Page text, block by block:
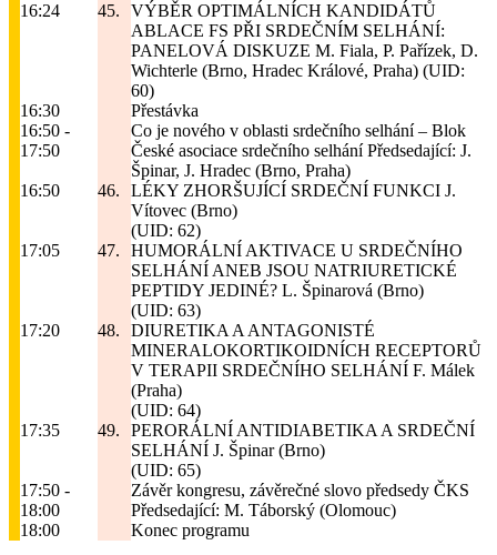
16:24
45.
VÝBĚR OPTIMÁLNÍCH KANDIDÁTŮ
ABLACE FS PŘI SRDEČNÍM SELHÁNÍ:
PANELOVÁ DISKUZE M. Fiala, P. Pařízek, D.
Wichterle (Brno, Hradec Králové, Praha) (UID:
60)
16:30
Přestávka
16:50 -
17:50
Co je nového v oblasti srdečního selhání – Blok
České asociace srdečního selhání Předsedající: J.
Špinar, J. Hradec (Brno, Praha)
16:50
46. LÉKY ZHORŠUJÍCÍ SRDEČNÍ FUNKCI J.
Vítovec (Brno)
(UID: 62)
17:05
47.
HUMORÁLNÍ AKTIVACE U SRDEČNÍHO
SELHÁNÍ ANEB JSOU NATRIURETICKÉ
PEPTIDY JEDINÉ? L. Špinarová (Brno)
(UID: 63)
17:20
48.
DIURETIKA A ANTAGONISTÉ
MINERALOKORTIKOIDNÍCH RECEPTORŮ
V TERAPII SRDEČNÍHO SELHÁNÍ F. Málek
(Praha)
(UID: 64)
17:35
49.
PERORÁLNÍ ANTIDIABETIKA A SRDEČNÍ
SELHÁNÍ J. Špinar (Brno)
(UID: 65)
17:50 -
18:00
Závěr kongresu, závěrečné slovo předsedy ČKS
Předsedající: M. Táborský (Olomouc)
18:00
Konec programu